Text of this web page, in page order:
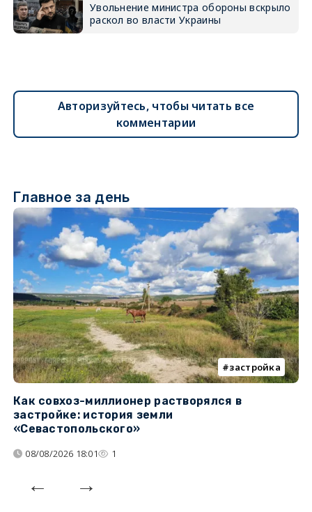
Увольнение министра обороны вскрыло
раскол во власти Украины
Авторизуйтесь, чтобы читать все
комментарии
Главное за день
застройка
Как совхоз-миллионер растворялся в
застройке: история земли
«Севастопольского»
08/08/2026 18:01 1